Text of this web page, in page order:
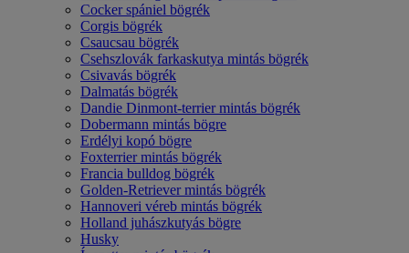
Cocker spániel bögrék
Corgis bögrék
Csaucsau bögrék
Csehszlovák farkaskutya mintás bögrék
Csivavás bögrék
Dalmatás bögrék
Dandie Dinmont-terrier mintás bögrék
Dobermann mintás bögre
Erdélyi kopó bögre
Foxterrier mintás bögrék
Francia bulldog bögrék
Golden-Retriever mintás bögrék
Hannoveri véreb mintás bögrék
Holland juhászkutyás bögre
Husky